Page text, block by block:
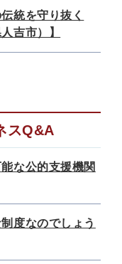
統を守り抜く
吉市）】
スQ&A
な公的支援機関
度なのでしょう